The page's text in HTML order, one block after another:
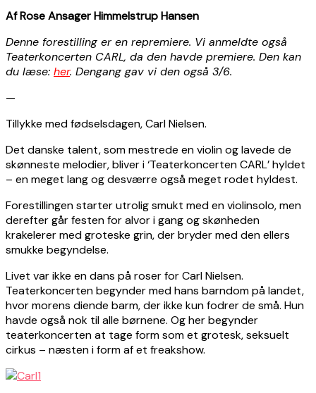
Af Rose Ansager Himmelstrup Hansen
Denne forestilling er en repremiere. Vi anmeldte også
Teaterkoncerten CARL, da den havde premiere. Den kan
du læse: her. Dengang gav vi den også 3/6.
—
Tillykke med fødselsdagen, Carl Nielsen.
Det danske talent, som mestrede en violin og lavede de
skønneste melodier, bliver i ‘Teaterkoncerten CARL’ hyldet
– en meget lang og desværre også meget rodet hyldest.
Forestillingen starter utrolig smukt med en violinsolo, men
derefter går festen for alvor i gang og skønheden
krakelerer med groteske grin, der bryder med den ellers
smukke begyndelse.
Livet var ikke en dans på roser for Carl Nielsen.
Teaterkoncerten begynder med hans barndom på landet,
hvor morens diende barm, der ikke kun fodrer de små. Hun
havde også nok til alle børnene. Og her begynder
teaterkoncerten at tage form som et grotesk, seksuelt
cirkus – næsten i form af et freakshow.